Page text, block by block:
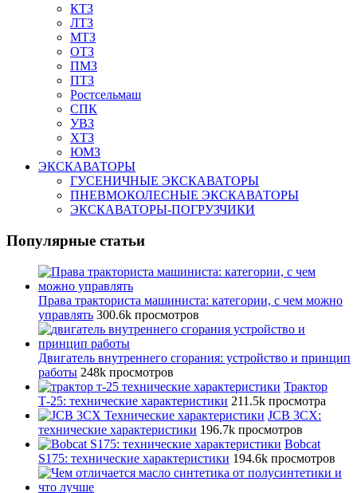
КТЗ
ЛТЗ
МТЗ
ОТЗ
ПМЗ
ПТЗ
Ростсельмаш
СПК
УВЗ
ХТЗ
ЮМЗ
ЭКСКАВАТОРЫ
ГУСЕНИЧНЫЕ ЭКСКАВАТОРЫ
ПНЕВМОКОЛЕСНЫЕ ЭКСКАВАТОРЫ
ЭКСКАВАТОРЫ-ПОГРУЗЧИКИ
Популярные статьи
Права тракториста машиниста: категории, с чем можно
управлять 300.6k просмотров
Двигатель внутреннего сгорания: устройство и принцип
работы 248k просмотров
Трактор
Т-25: технические характеристики 211.5k просмотра
JCB 3CX:
технические характеристики 196.7k просмотров
Bobcat
S175: технические характеристики 194.6k просмотров